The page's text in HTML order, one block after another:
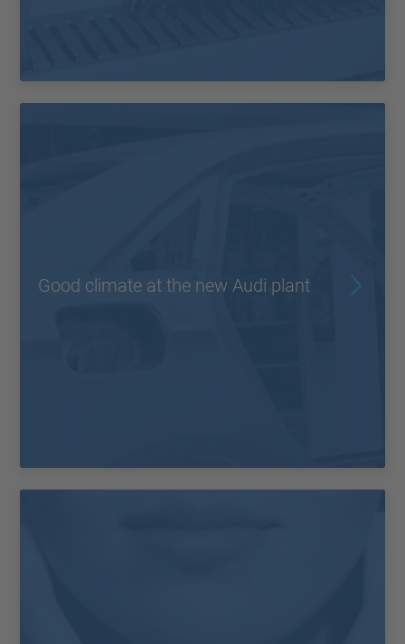
Good climate at the new Audi plant